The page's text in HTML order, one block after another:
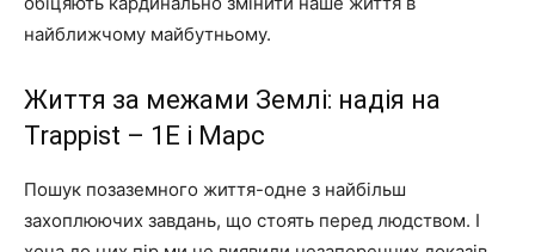
найближчому майбутньому.
Життя за межами Землі: надія на
Trappist – 1E і Марс
Пошук позаземного життя-одне з найбільш
захоплюючих завдань, що стоять перед людством. І